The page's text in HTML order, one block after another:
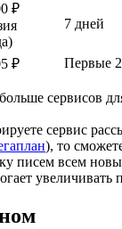
₽
7 дней
₽ Первые
сервисов
сервис
), то
писем всем
увеличивать